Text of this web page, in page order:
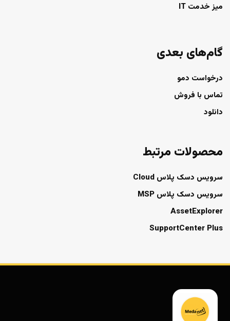
میز خدمت IT
گام‌های بعدی
درخواست دمو
تماس با فروش
دانلود
محصولات مرتبط
سرویس دسک پلاس Cloud
سرویس دسک پلاس MSP
AssetExplorer
SupportCenter Plus